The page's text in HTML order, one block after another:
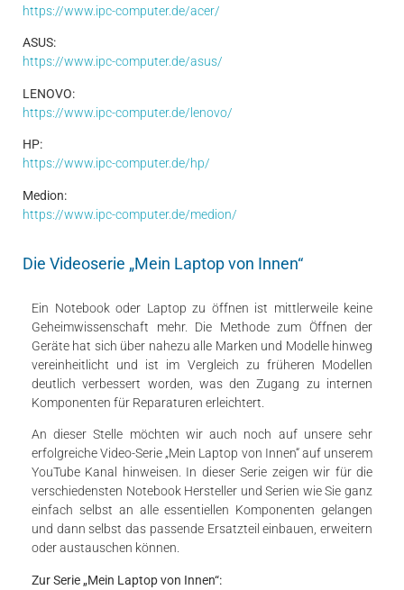
https://www.ipc-computer.de/acer/
ASUS:
https://www.ipc-computer.de/asus/
LENOVO:
https://www.ipc-computer.de/lenovo/
HP:
https://www.ipc-computer.de/hp/
Medion:
https://www.ipc-computer.de/medion/
Die Videoserie „Mein Laptop von Innen“
Ein Notebook oder Laptop zu öffnen ist mittlerweile keine
Geheimwissenschaft mehr. Die Methode zum Öffnen der
Geräte hat sich über nahezu alle Marken und Modelle hinweg
vereinheitlicht und ist im Vergleich zu früheren Modellen
deutlich verbessert worden, was den Zugang zu internen
Komponenten für Reparaturen erleichtert.
An dieser Stelle möchten wir auch noch auf unsere sehr
erfolgreiche Video-Serie „Mein Laptop von Innen“ auf unserem
YouTube Kanal hinweisen. In dieser Serie zeigen wir für die
verschiedensten Notebook Hersteller und Serien wie Sie ganz
einfach selbst an alle essentiellen Komponenten gelangen
und dann selbst das passende Ersatzteil einbauen, erweitern
oder austauschen können.
Zur Serie „Mein Laptop von Innen“: